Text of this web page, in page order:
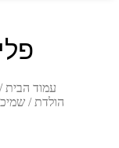
עמוד הבית
הולדת /